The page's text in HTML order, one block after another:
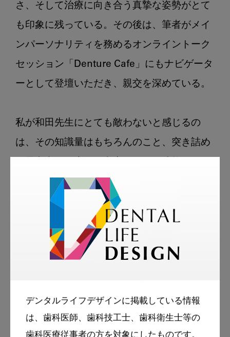
デンタルライフデザインに掲載している情報
は、歯科医師、歯科技工士、歯科衛生士等の
さ、そして治療に向き合う真摯な姿勢がとて
も印象に残っている。その後は、筆者がメイ
ンパーソナリティを務めるオンライントーク
セッション「Denture Cafe」にもナビゲータ
ーとして登壇いただき、親交を深めている。
私が和田先生にとても敵わないと感じるの
は、その知識量はもちろんのこと、突き詰め
る。ただ、それ以上に感心するのは義歯臨床
に対する“愛”の深さであり、間違いなく今後
も日本の義歯臨床を牽引する存在だと確信し
ている。そして満を持して出版された本書
は、まさにその義歯愛に満ちた一冊に仕上が
さて、本書は全9章で構成されている。タイ